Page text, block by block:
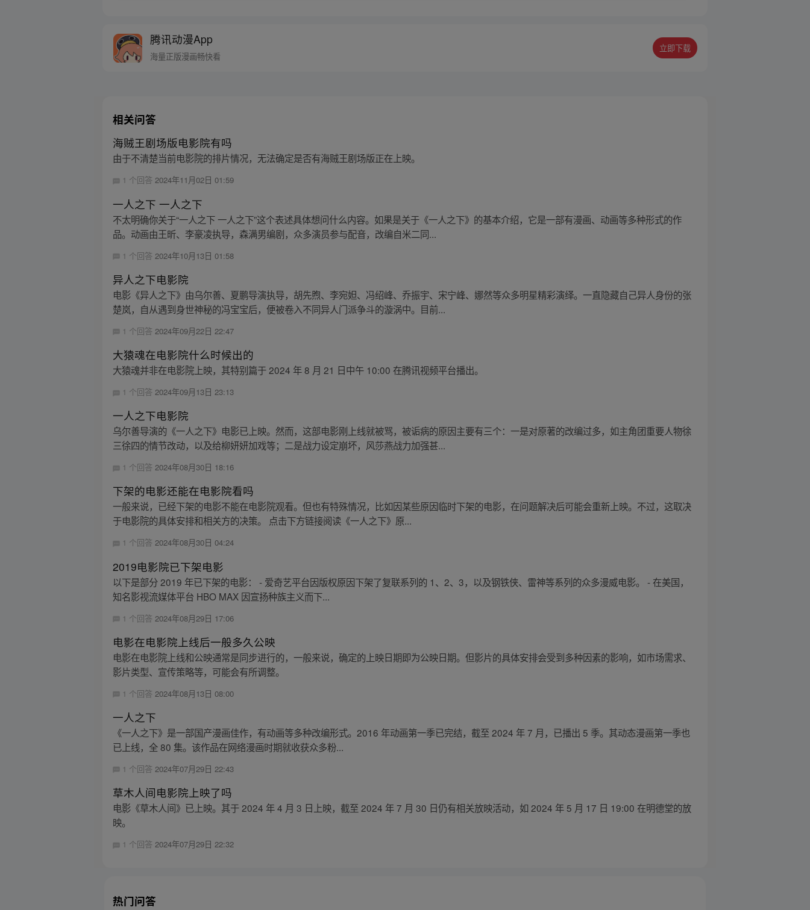
腾讯动漫App
海量正版漫画畅快看
立即下载
相关问答
海贼王剧场版电影院有吗
由于不清楚当前电影院的排片情况，无法确定是否有海贼王剧场版正在上映。
1 个回答2024年11月02日 01:59
一人之下 一人之下
不太明确你关于“一人之下 一人之下”这个表述具体想问什么内容。如果是关于《一人之下》的基本介绍，它是一部有漫画、动画等多种形式的作
品。动画由王昕、李豪凌执导，森满男编剧，众多演员参与配音，改编自米二同...
1 个回答 2024年10月13日 01:58
异人之下电影院
电影《异人之下》由乌尔善、夏鹏导演执导，胡先煦、李宛妲、冯绍峰、乔振宇、宋宁峰、娜然等众多明星精彩演绎。一直隐藏自己异人身份的张
楚岚，自从遇到身世神秘的冯宝宝后，便被卷入不同异人门派争斗的漩涡中。目前...
1 个回答 2024年09月22日 22:47
大猿魂在电影院什么时候出的
大猿魂并非在电影院上映，其特别篇于 2024 年 8 月 21 日中午 10:00 在腾讯视频平台播出。
1 个回答2024年09月13日 23:13
一人之下电影院
乌尔善导演的《一人之下》电影已上映。然而，这部电影刚上线就被骂，被诟病的原因主要有三个：一是对原著的改编过多，如主角团重要人物徐
三徐四的情节改动，以及给柳妍妍加戏等；二是战力设定崩坏，风莎燕战力加强甚...
1 个回答2024年08月30日 18:16
下架的电影还能在电影院看吗
一般来说，已经下架的电影不能在电影院观看。但也有特殊情况，比如因某些原因临时下架的电影，在问题解决后可能会重新上映。不过，这取决
于电影院的具体安排和相关方的决策。 点击下方链接阅读《一人之下》原...
1 个回答2024年08月30日 04:24
2019电影院已下架电影
以下是部分 2019 年已下架的电影： - 爱奇艺平台因版权原因下架了复联系列的 1、2、3，以及钢铁侠、雷神等系列的众多漫威电影。 - 在美国，
知名影视流媒体平台 HBO MAX 因宣扬种族主义而下...
1 个回答 2024年08月29日 17:06
电影在电影院上线后一般多久公映
电影在电影院上线和公映通常是同步进行的，一般来说，确定的上映日期即为公映日期。但影片的具体安排会受到多种因素的影响，如市场需求、
影片类型、宣传策略等，可能会有所调整。
1 个回答 2024年08月13日 08:00
一人之下
《一人之下》是一部国产漫画佳作，有动画等多种改编形式。2016 年动画第一季已完结，截至 2024 年 7 月，已播出 5 季。其动态漫画第一季也
已上线，全 80 集。该作品在网络漫画时期就收获众多粉...
1 个回答2024年07月29日 22:43
草木人间电影院上映了吗
电影《草木人间》已上映。其于 2024 年 4 月 3 日上映，截至 2024 年 7 月 30 日仍有相关放映活动，如 2024 年 5 月 17 日 19:00 在明德堂的放
映。
1 个回答2024年07月29日 22:32
热门问答